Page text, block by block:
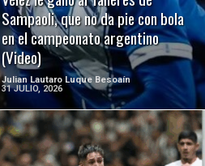
Sampaoli, que no da pie con bola
en el campeonato argentino
(Video)
Julian Lautaro Luque Besoaín
31 JULIO, 2026